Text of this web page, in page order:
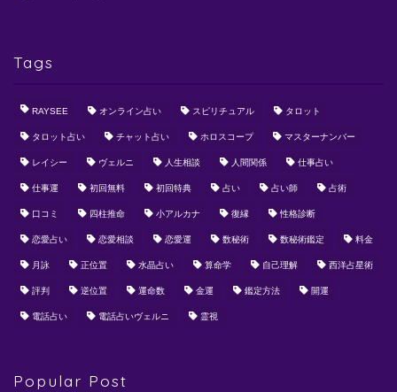
Tags
RAYSEE オンライン占い スピリチュアル タロット
タロット占い チャット占い ホロスコープ マスターナンバー
レイシー ヴェルニ 人生相談 人間関係 仕事占い
仕事運 初回無料 初回特典 占い 占い師 占術
口コミ 四柱推命 小アルカナ 復縁 性格診断
恋愛占い 恋愛相談 恋愛運 数秘術 数秘術鑑定 料金
月詠 正位置 水晶占い 算命学 自己理解 西洋占星術
評判 逆位置 運命数 金運 鑑定方法 開運
電話占い 電話占いヴェルニ 霊視
Popular Post